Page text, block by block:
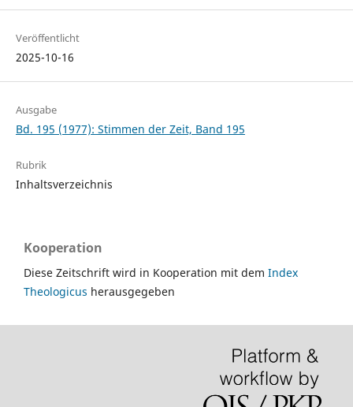
Veröffentlicht
2025-10-16
Ausgabe
Bd. 195 (1977): Stimmen der Zeit, Band 195
Rubrik
Inhaltsverzeichnis
Kooperation
Diese Zeitschrift wird in Kooperation mit dem Index
Theologicus herausgegeben